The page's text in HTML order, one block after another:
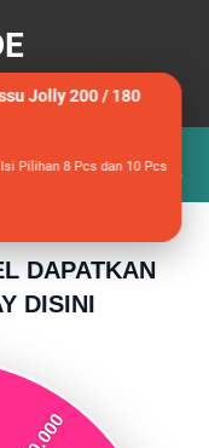
DAPATKAN
DISINI
Jolly 200 / 180
Pilihan 8 Pcs dan 10 Pcs